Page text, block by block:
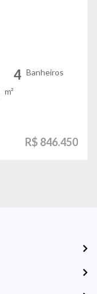
4 Banheiros
m²
R$ 846.450